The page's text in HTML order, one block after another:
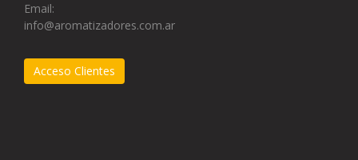
Email:
info@aromatizadores.com.ar
Acceso Clientes